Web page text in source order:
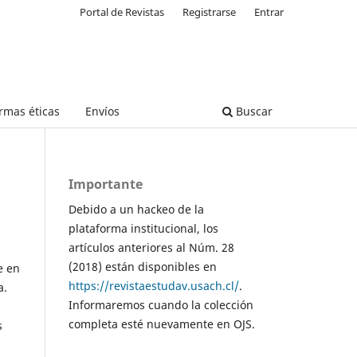
éticas Envíos Buscar
Portal de Revistas Registrarse Entrar
en
Importante
Debido a un hackeo de la
plataforma institucional, los
artículos anteriores al Núm. 28
(2018) están disponibles en
https://revistaestudav.usach.cl/.
Informaremos cuando la colección
completa esté nuevamente en OJS.